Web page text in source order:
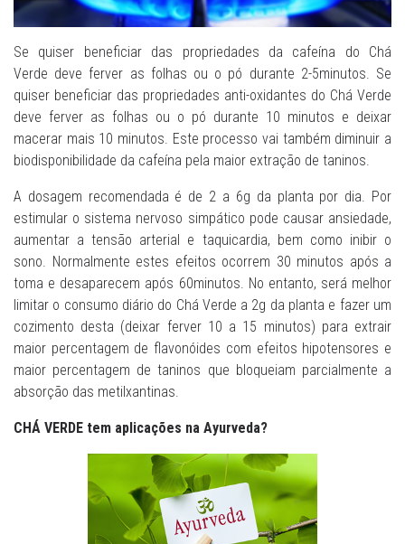
Se quiser beneficiar das propriedades da cafeína do Chá
Verde deve ferver as folhas ou o pó durante 2-5minutos. Se
quiser beneficiar das propriedades anti-oxidantes do Chá Verde
deve ferver as folhas ou o pó durante 10 minutos e deixar
macerar mais 10 minutos. Este processo vai também diminuir a
biodisponibilidade da cafeína pela maior extração de taninos.
A dosagem recomendada é de 2 a 6g da planta por dia. Por
estimular o sistema nervoso simpático pode causar ansiedade,
aumentar a tensão arterial e taquicardia, bem como inibir o
sono. Normalmente estes efeitos ocorrem 30 minutos após a
toma e desaparecem após 60minutos. No entanto, será melhor
limitar o consumo diário do Chá Verde a 2g da planta e fazer um
cozimento desta (deixar ferver 10 a 15 minutos) para extrair
maior percentagem de flavonóides com efeitos hipotensores e
maior percentagem de taninos que bloqueiam parcialmente a
absorção das metilxantinas.
CHÁ VERDE tem aplicações na Ayurveda?